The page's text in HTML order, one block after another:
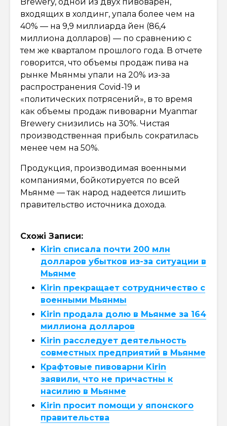
входящих в холдинг, упала более чем на
40% — на 9,9 миллиарда йен (86,4
миллиона долларов) — по сравнению с
тем же кварталом прошлого года. В отчете
говорится, что объемы продаж пива на
рынке Мьянмы упали на 20% из-за
распространения Covid-19 и
«политических потрясений», в то время
как объемы продаж пивоварни Myanmar
Brewery снизились на 30%. Чистая
производственная прибыль сократилась
менее чем на 50%.
Продукция, производимая военными
компаниями, бойкотируется по всей
Мьянме — так народ надеется лишить
правительство источника дохода.
Схожі Записи:
Kirin списала почти 200 млн
долларов убытков из-за ситуации в
Мьянме
Kirin прекращает сотрудничество с
военными Мьянмы
Kirin продала долю в Мьянме за 164
миллиона долларов
Kirin расследует деятельность
совместных предприятий в Мьянме
Крафтовые пивоварни Kirin
заявили, что не причастны к
насилию в Мьянме
Kirin просит помощи у японского
правительства